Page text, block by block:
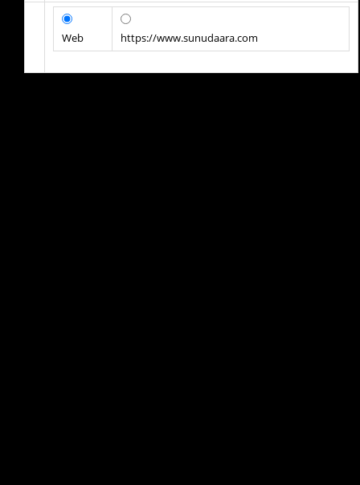
Web https://www.sunudaara.com